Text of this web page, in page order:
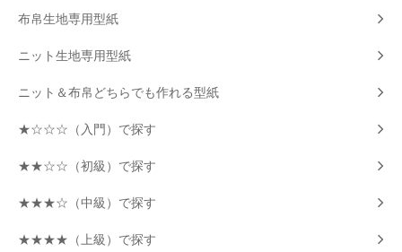
布帛生地専用型紙
ニット生地専用型紙
ニット＆布帛どちらでも作れる型紙
★☆☆☆（入門）で探す
★★☆☆（初級）で探す
★★★☆（中級）で探す
★★★★（上級）で探す